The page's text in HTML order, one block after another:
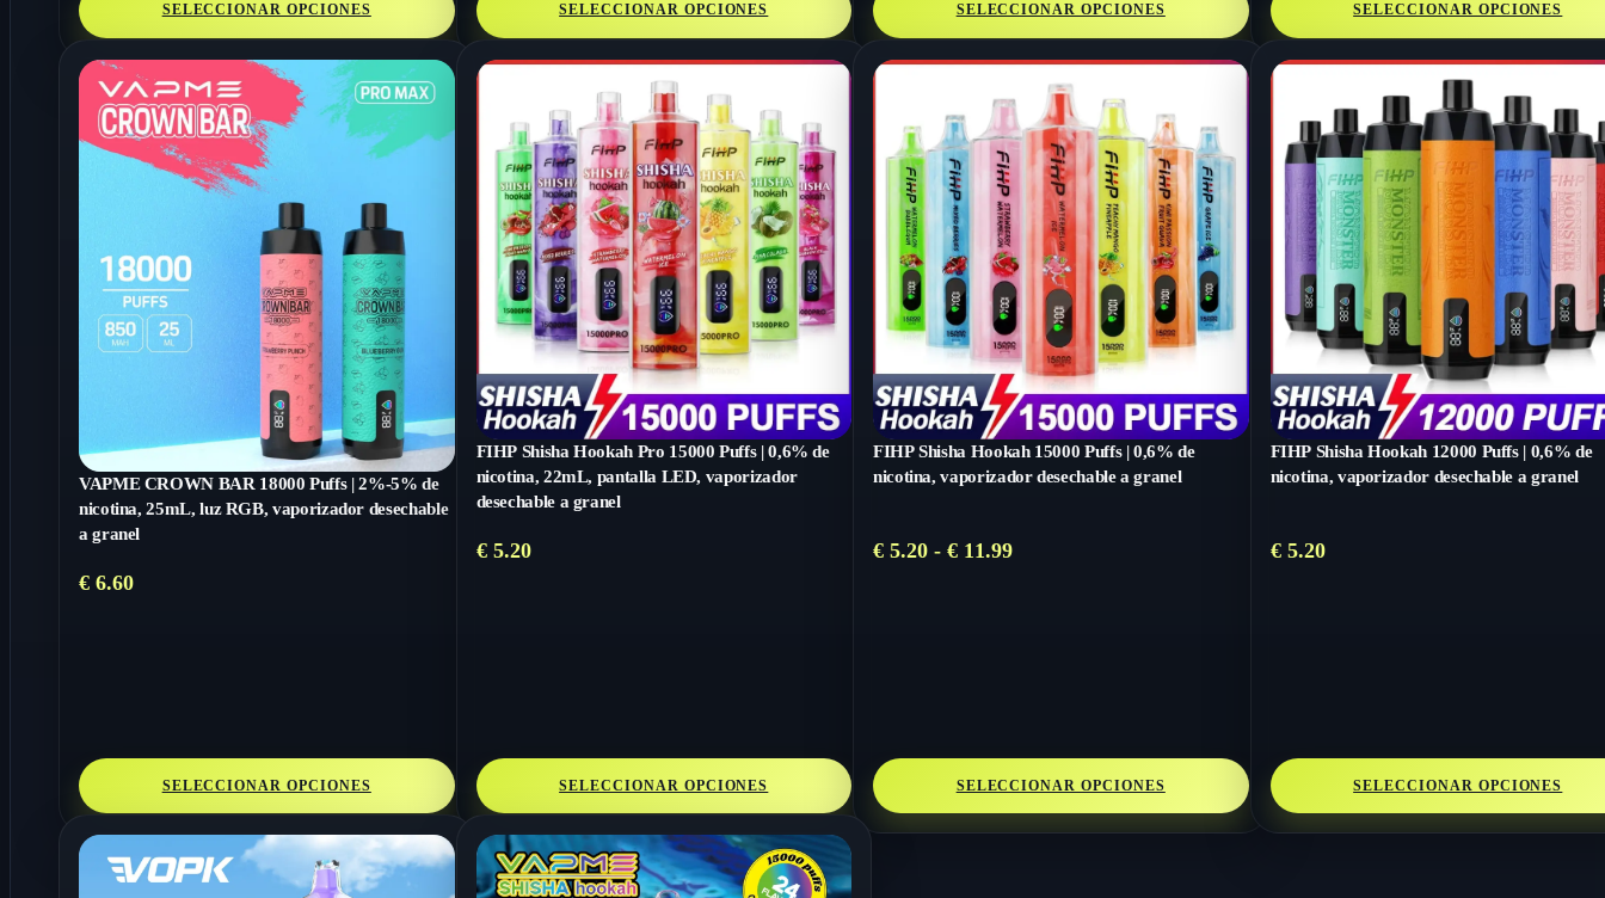
SELECCIONAR OPCIONES SELECCIONAR OPCIONES SELECCIONAR OPCIONES SELECCIONAR OPCIONES
VAPME CROWN BAR 18000 Puffs | 2%-5% de
nicotina, 25mL, luz RGB, vaporizador desechable
a granel
€ 6.60
SELECCIONAR OPCIONES
FIHP Shisha Hookah Pro 15000 Puffs | 0,6% de
nicotina, 22mL, pantalla LED, vaporizador
desechable a granel
€5.20
SELECCIONAR OPCIONES
FIHP Shisha Hookah 15000 Puffs | 0,6% de
nicotina, vaporizador desechable a granel
€ 5.20 - € 11.99Rango
SELECCIONAR OPCIONES
FIHP Shisha Hookah 12000 Puffs | 0,6% de
nicotina, vaporizador desechable a granel
€5.20
SELECCIONAR OPCIONES